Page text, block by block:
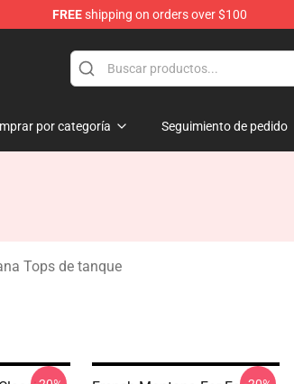
FREEshipping on orders over $100
por categoría Seguimiento de pedido
Tops de tanque